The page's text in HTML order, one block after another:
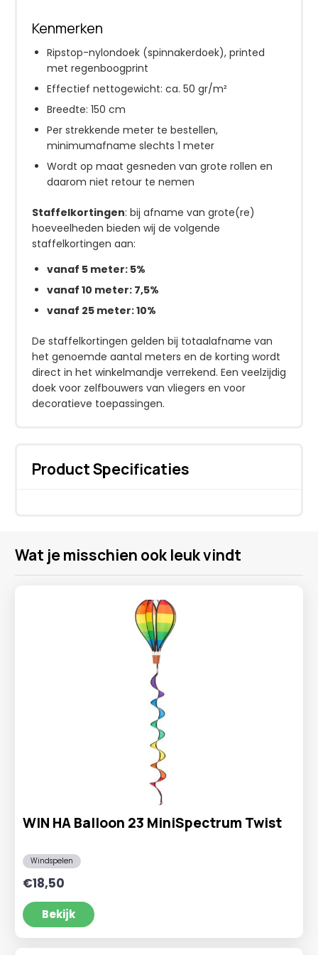
Kenmerken
Ripstop-nylondoek (spinnakerdoek), printed
met regenboogprint
Effectief nettogewicht: ca. 50 gr/m²
Breedte: 150 cm
Per strekkende meter te bestellen,
minimumafname slechts 1 meter
Wordt op maat gesneden van grote rollen en
daarom niet retour te nemen
Staffelkortingen: bij afname van grote(re)
hoeveelheden bieden wij de volgende
staffelkortingen aan:
vanaf 5 meter: 5%
vanaf 10 meter: 7,5%
vanaf 25 meter: 10%
De staffelkortingen gelden bij totaalafname van
het genoemde aantal meters en de korting wordt
direct in het winkelmandje verrekend. Een veelzijdig
doek voor zelfbouwers van vliegers en voor
decoratieve toepassingen.
Product Specificaties
Wat je misschien ook leuk vindt
WIN HA Balloon 23 MiniSpectrum Twist
Windspelen
€18,50
Bekijk